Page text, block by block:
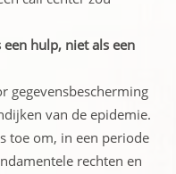
een hulp, niet als een
gegevensbescherming
van de epidemie.
toe om, in een periode
rechten en